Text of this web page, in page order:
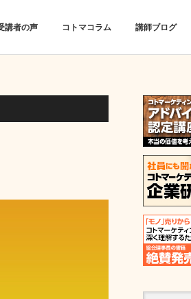
講者の声 コトマコラム 講師ブログ